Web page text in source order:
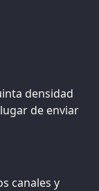
densidad
de enviar
canales y